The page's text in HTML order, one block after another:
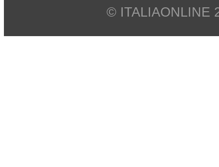
© ITALIAONLINE